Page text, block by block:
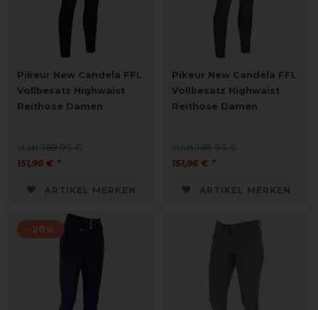
Pikeur New Candela FFL
Vollbesatz Highwaist
Reithose Damen
statt 189,95 €
151,96 € *
ARTIKEL MERKEN
Pikeur New Candela FFL
Vollbesatz Highwaist
Reithose Damen
statt 189,95 €
151,96 € *
ARTIKEL MERKEN
-20%